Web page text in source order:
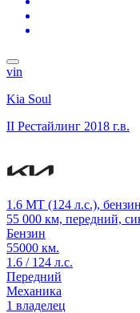
vin
Kia Soul
II Рестайлинг 2018 г.в.
1.6 MT (124 л.с.),
55 000 км, передний,
Бензин
55000 км.
1.6 / 124 л.с.
Передний
Механика
1 владелец